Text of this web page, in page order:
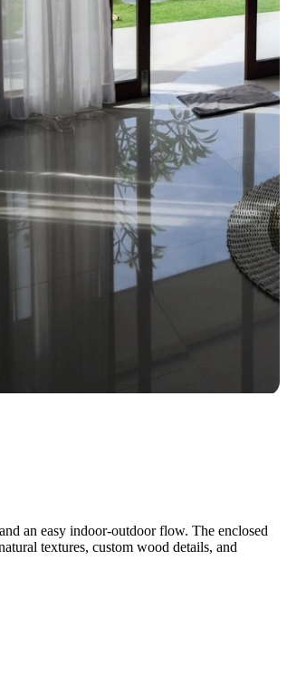
an easy indoor-outdoor flow. The enclosed
textures, custom wood details, and